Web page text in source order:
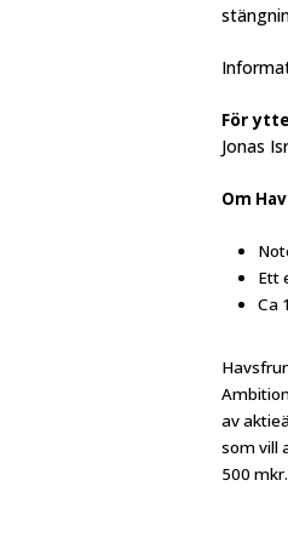
För
Jonas
Om
Ett
Ca
av
som vill
500